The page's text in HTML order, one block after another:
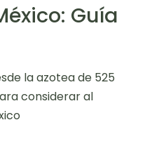
Guía